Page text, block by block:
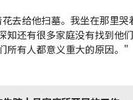
去给他扫墓。我坐在那里哭
还有很多家庭没有找到他
所有人都意义重大的原因。"